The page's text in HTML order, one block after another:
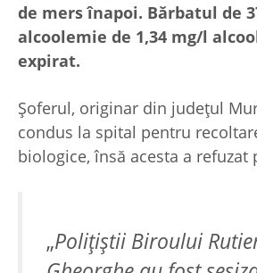
de mers înapoi. Bărbatul de
alcoolemie de 1,34 mg/l
expirat.
Șoferul, originar din județul
condus la spital pentru
biologice, însă acesta a refuzat
„Polițiștii Biroului